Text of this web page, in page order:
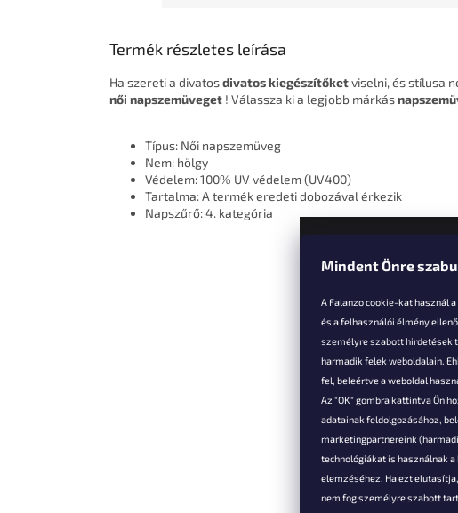
Mindent Önre
A Falanzo cookie-kat használ
és a felhasználói élmény
személyre szabott hirdetések
harmadik felek weboldalain.
fel, beleértve a weboldal
Az "OK" gombra kattintva Ön
adatainak feldolgozásához,
marketingpartnereink
technológiákat is használnak
elemzéséhez. Ha ezt
nem fog személyre szabott
Termék részletes leírása
Ha szereti a divatosdivatos kiegészítőketviselni, és stílusa
női napszemüveget ! Válassza ki a legjobb márkás
Típus: Női napszemüveg
Nem: hölgy
Védelem: 100% UV védelem (UV400)
Tartalma: A termék eredeti dobozával érkezik
Napszűrő: 4. kategória
Vevőknek
Hűségkedvezmények
Szállítás és fizetés
Panaszok és áruk
visszaküldése
Általános Szerződési
Feltételek